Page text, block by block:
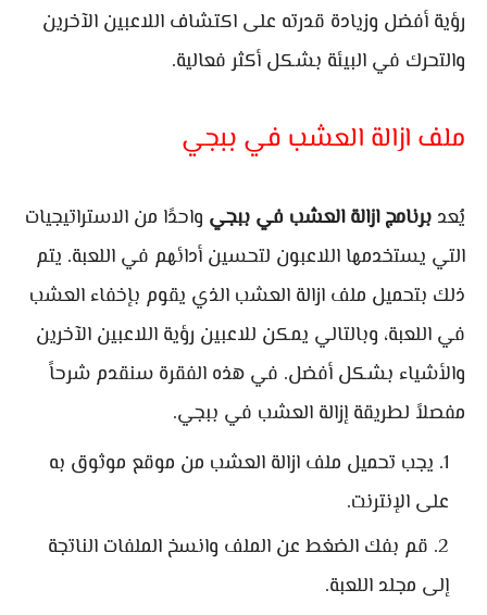
رؤية أفضل وزيادة قدرته على اكتشاف اللاعبين الآخرين
والتحرك في البيئة بشكل أكثر فعالية.
ملف ازالة العشب في ببجي
يُعد برنامج ازالة العشب في ببجي واحدًا من الاستراتيجيات
التي يستخدمها اللاعبون لتحسين أدائهم في اللعبة. يتم
ذلك بتحميل ملف ازالة العشب الذي يقوم بإخفاء العشب
في اللعبة، وبالتالي يمكن للاعبين رؤية اللاعبين الآخرين
والأشياء بشكل أفضل. في هذه الفقرة سنقدم شرحاً
مفصلاً لطريقة إزالة العشب في ببجي.
يجب تحميل ملف ازالة العشب من موقع موثوق به
على الإنترنت.
قم بفك الضغط عن الملف وانسخ الملفات الناتجة
إلى مجلد اللعبة.